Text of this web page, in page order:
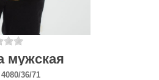
мужская
4080/36/71